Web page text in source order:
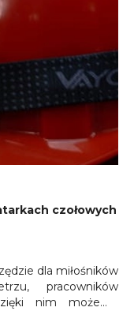
czołowych
dla miłośników
pracowników
nim możemy